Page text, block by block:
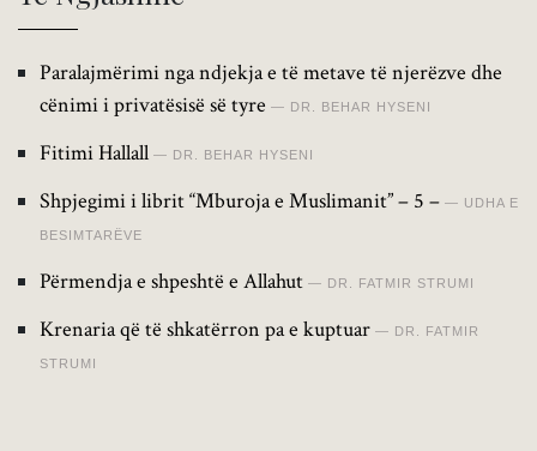
Paralajmërimi nga ndjekja e të metave të njerëzve dhe
cënimi i privatësisë së tyre
DR. BEHAR HYSENI
Fitimi Hallall DR. BEHAR HYSENI
Shpjegimi i librit “Mburoja e Muslimanit” – 5 – UDHA E
BESIMTARËVE
Përmendja e shpeshtë e Allahut DR. FATMIR STRUMI
Krenaria që të shkatërron pa e kuptuar DR. FATMIR
STRUMI